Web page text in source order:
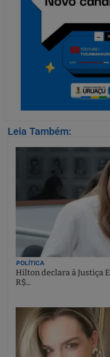
Leia Também:
POLÍTICA
Hilton declara à Justiça
R$...